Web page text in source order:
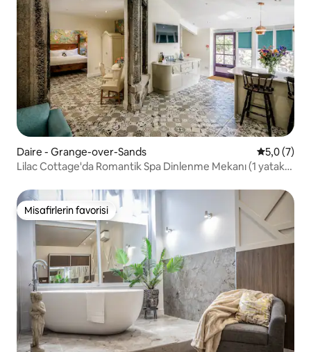
Daire - Grange-over-Sands 55,0 (7)
Lilac Cottage'da Romantik Spa Dinlenme Mekanı (1 yatak
Misafirlerin favorisi
Misafirlerin favorisi